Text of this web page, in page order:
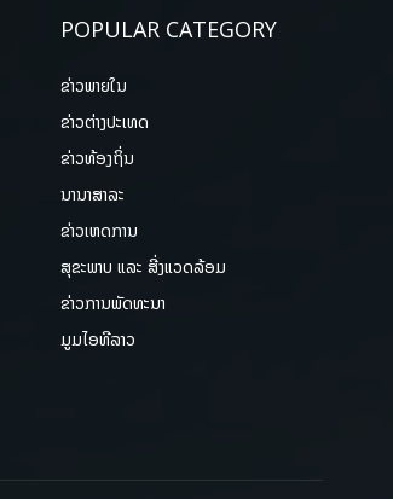
POPULAR CATEGORY
ຂ່າວພາຍ​ໃນ
ຂ່າວຕ່າງປະເທດ
ຂ່າວທ້ອງຖິ່ນ
ນານາສາລະ
ຂ່າວເຫດການ
ສຸຂະພາບ ແລະ ສີ່ງແວດລ້ອມ
ຂ່າວການພັດທະນາ
ມູມໄອທີລາວ